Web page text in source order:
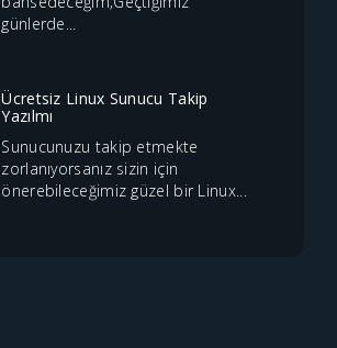
günlerde...
Ücretsiz Linux Sunucu Takip
Yazılmı
Sunucunuzu takip etmekte
zorlanıyorsanız sizin için
önerebileceğimiz güzel bir Linux...